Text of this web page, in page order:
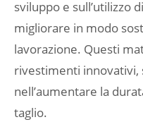
sviluppo e sull’utilizzo
migliorare in modo
lavorazione. Questi
rivestimenti innovativi,
nell’aumentare la
taglio.